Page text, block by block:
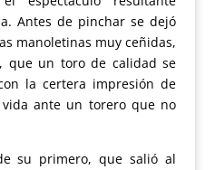
Antes de pinchar se dejó
manoletinas muy ceñidas,
que un toro de calidad se
la certera impresión de
ante un torero que no
su primero, que salió al